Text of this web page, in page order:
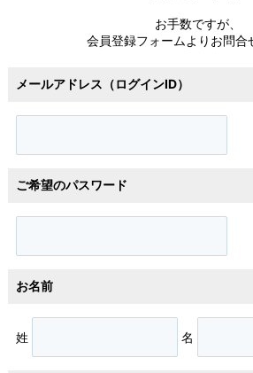
お手数ですが、
会員登録フォームよりお問合
メールアドレス（ログインID）
ご希望のパスワード
お名前
姓 名